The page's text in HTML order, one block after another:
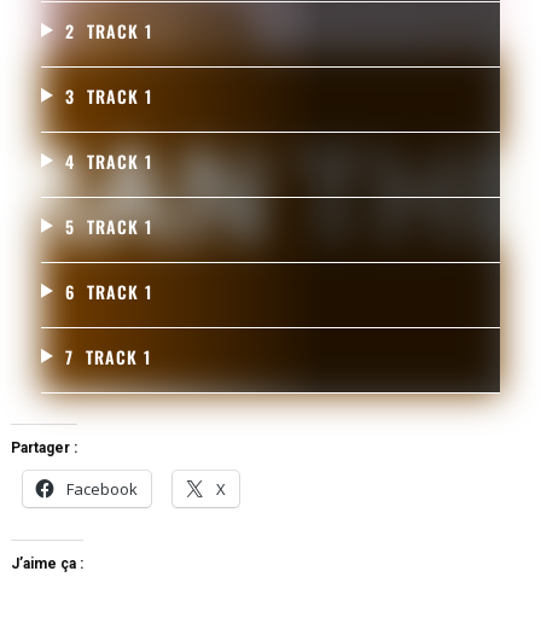
2 TRACK 1
3 TRACK 1
4 TRACK 1
5 TRACK 1
6 TRACK 1
7 TRACK 1
Partager :
Facebook X
J’aime ça :